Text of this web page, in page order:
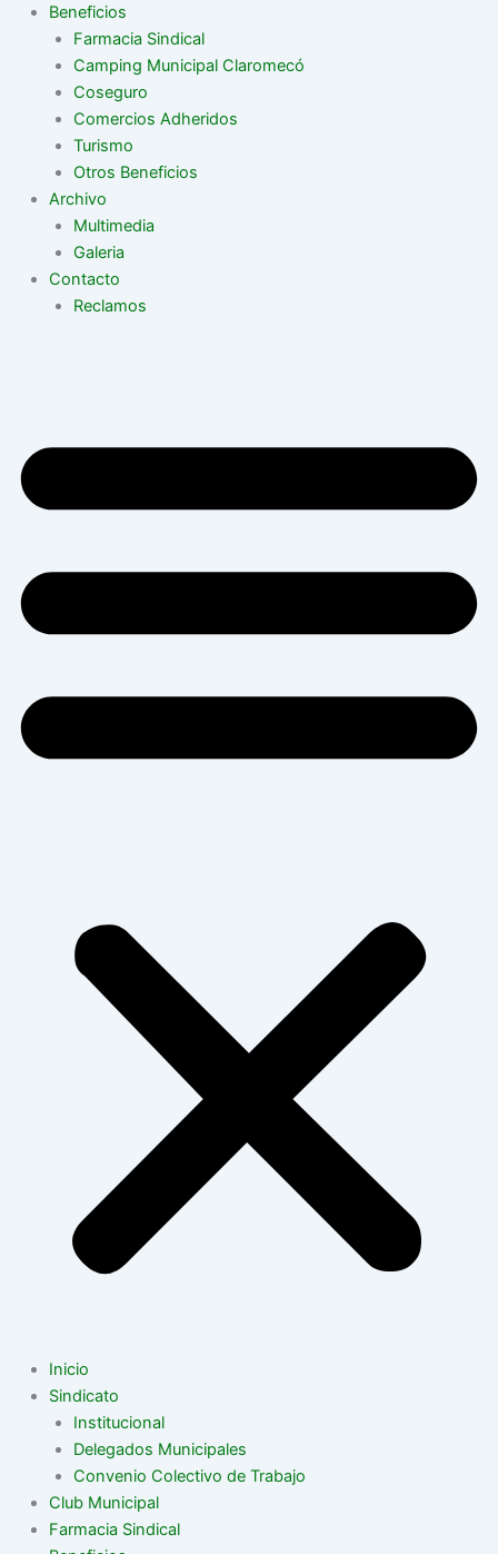
Beneficios
Farmacia Sindical
Camping Municipal Claromecó
Coseguro
Comercios Adheridos
Turismo
Otros Beneficios
Archivo
Multimedia
Galeria
Contacto
Reclamos
Inicio
Sindicato
Institucional
Delegados Municipales
Convenio Colectivo de Trabajo
Club Municipal
Farmacia Sindical